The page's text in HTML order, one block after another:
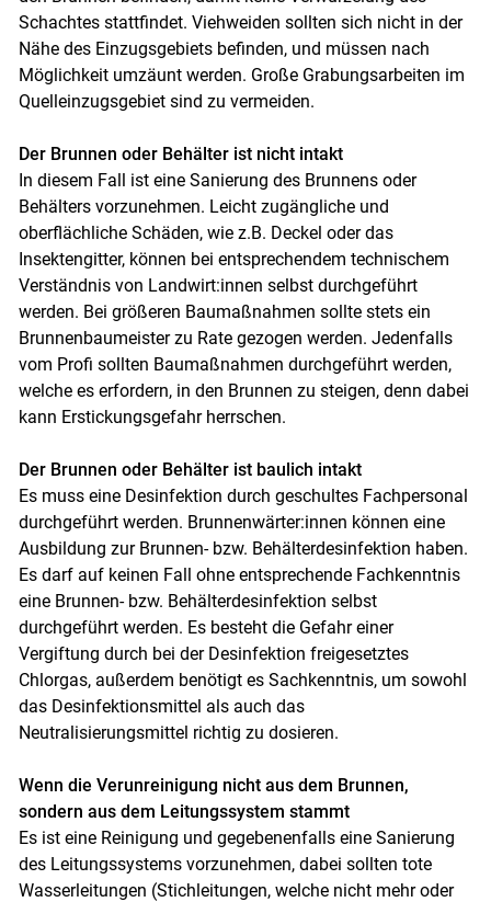
Schachtes stattfindet. Viehweiden sollten sich nicht in der
Nähe des Einzugsgebiets befinden, und müssen nach
Möglichkeit umzäunt werden. Große Grabungsarbeiten im
Quelleinzugsgebiet sind zu vermeiden.
Der Brunnen oder Behälter ist nicht intakt
In diesem Fall ist eine Sanierung des Brunnens oder
Behälters vorzunehmen. Leicht zugängliche und
oberflächliche Schäden, wie z.B. Deckel oder das
Insektengitter, können bei entsprechendem technischem
Verständnis von Landwirt:innen selbst durchgeführt
werden. Bei größeren Baumaßnahmen sollte stets ein
Brunnenbaumeister zu Rate gezogen werden. Jedenfalls
vom Profi sollten Baumaßnahmen durchgeführt werden,
welche es erfordern, in den Brunnen zu steigen, denn dabei
kann Erstickungsgefahr herrschen.
Der Brunnen oder Behälter ist baulich intakt
Es muss eine Desinfektion durch geschultes Fachpersonal
durchgeführt werden. Brunnenwärter:innen können eine
Ausbildung zur Brunnen- bzw. Behälterdesinfektion haben.
Es darf auf keinen Fall ohne entsprechende Fachkenntnis
eine Brunnen- bzw. Behälterdesinfektion selbst
durchgeführt werden. Es besteht die Gefahr einer
Vergiftung durch bei der Desinfektion freigesetztes
Chlorgas, außerdem benötigt es Sachkenntnis, um sowohl
das Desinfektionsmittel als auch das
Neutralisierungsmittel richtig zu dosieren.
Wenn die Verunreinigung nicht aus dem Brunnen,
sondern aus dem Leitungssystem stammt
Es ist eine Reinigung und gegebenenfalls eine Sanierung
des Leitungssystems vorzunehmen, dabei sollten tote
Wasserleitungen (Stichleitungen, welche nicht mehr oder